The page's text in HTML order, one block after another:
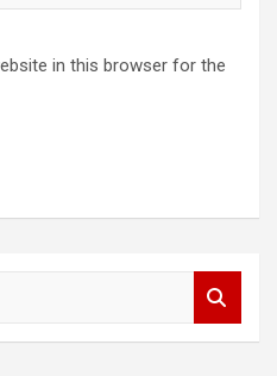
in this browser for the